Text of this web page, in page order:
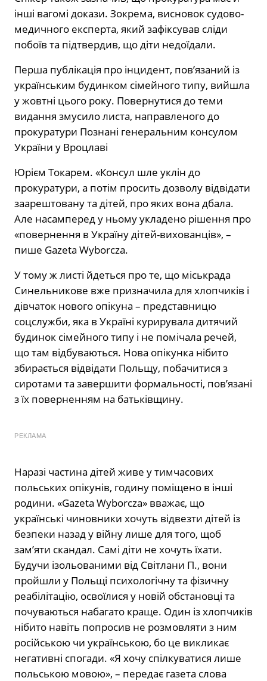
інші вагомі докази. Зокрема, висновок судово-
медичного експерта, який зафіксував сліди
побоїв та підтвердив, що діти недоїдали.
Перша публікація про інцидент, пов’язаний із
українським будинком сімейного типу, вийшла
у жовтні цього року. Повернутися до теми
видання змусило листа, направленого до
прокуратури Познані генеральним консулом
України у Вроцлаві
Юрієм Токарем. «Консул шле уклін до
прокуратури, а потім просить дозволу відвідати
заарештовану та дітей, про яких вона дбала.
Але насамперед у ньому укладено рішення про
«повернення в Україну дітей-вихованців», –
пише Gazeta Wyborcza.
У тому ж листі йдеться про те, що міськрада
Синельникове вже призначила для хлопчиків і
дівчаток нового опікуна – представницю
соцслужби, яка в Україні курирувала дитячий
будинок сімейного типу і не помічала речей,
що там відбуваються. Нова опікунка нібито
збирається відвідати Польщу, побачитися з
сиротами та завершити формальності, пов’язані
з їх поверненням на батьківщину.
РЕКЛАМА
Наразі частина дітей живе у тимчасових
польських опікунів, годину поміщено в інші
родини. «Gazeta Wyborcza» вважає, що
українські чиновники хочуть відвезти дітей із
безпеки назад у війну лише для того, щоб
зам’яти скандал. Самі діти не хочуть їхати.
Будучи ізольованими від Світлани П., вони
пройшли у Польщі психологічну та фізичну
реабілітацію, освоїлися у новій обстановці та
почуваються набагато краще. Один із хлопчиків
нібито навіть попросив не розмовляти з ним
російською чи українською, бо це викликає
негативні спогади. «Я хочу спілкуватися лише
польською мовою», – передає газета слова